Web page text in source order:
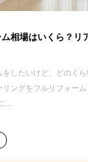
相場はいくら？リ
をしたいけど、どのく
ングをフルリフォー
に…